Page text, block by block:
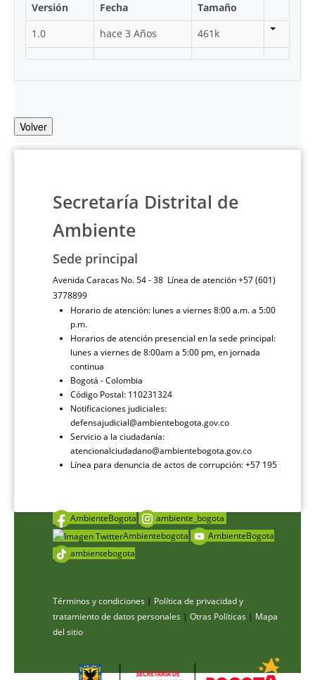
Versión Fecha
Tamaño
1.0
hace 3 Años 461k
Volver
Secretaría Distrital de
Ambiente
Sede principal
Avenida Caracas No. 54 - 38 Línea de atención +57 (601)
3778899
Horario de atención: lunes a viernes 8:00 a.m. a 5:00
p.m.
Horarios de atención presencial en la sede principal:
lunes a viernes de 8:00am a 5:00 pm, en jornada
continua
Bogotá - Colombia
Código Postal: 110231324
Notificaciones judiciales:
defensajudicial@ambientebogota.gov.co
Servicio a la ciudadanía:
atencionalciudadano@ambientebogota.gov.co
Línea para denuncia de actos de corrupción: +57 195
AmbienteBogota
ambiente_bogota
Ambientebogota
AmbienteBogota
ambientebogota
Términos y condiciones | Política de privacidad y
tratamiento de datos personales | Otras Políticas | Mapa
del sitio